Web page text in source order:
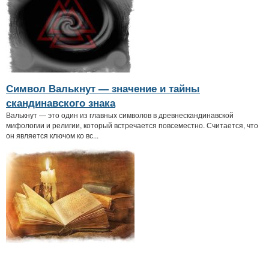
Символ Валькнут — значение и тайны
скандинавского знака
Валькнут — это один из главных символов в древнескандинавской
мифологии и религии, который встречается повсеместно. Считается, что
он является ключом ко вс...